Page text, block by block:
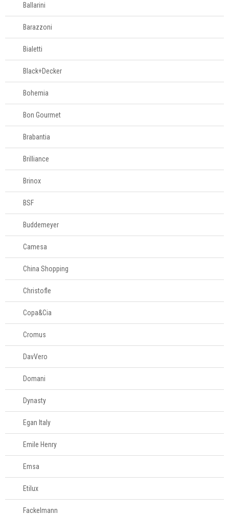
Roupões
Tapetes
Tapetes
decorativos
Tapetes para
banheiro
Tapetes para
quarto
Toalhas
Travesseiros
Móveis
Decoração
Login
Criar conta
61
996581061
Televendas
61
996588122
Ballarini
Barazzoni
Bialetti
Black+Decker
Bohemia
Bon Gourmet
Brabantia
Brilliance
Brinox
BSF
Buddemeyer
Camesa
China Shopping
Christofle
Copa&Cia
Cromus
DavVero
Domani
Dynasty
Egan Italy
Emile Henry
Emsa
Etilux
Fackelmann